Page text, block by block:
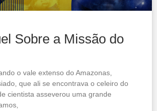
Sobre a Missão do
o vale extenso do Amazonas,
que ali se encontrava o celeiro do
cientista asseverou uma grande